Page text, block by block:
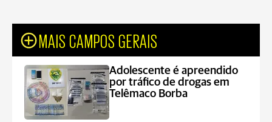
MAIS CAMPOS GERAIS
Adolescente é apreendido
por tráfico de drogas em
Telêmaco Borba